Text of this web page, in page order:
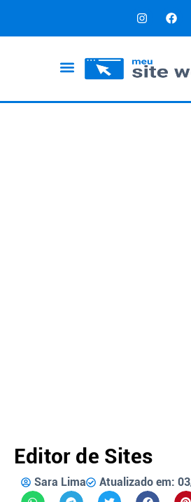
Editor de Sites
Sara Lima Atualizado em: